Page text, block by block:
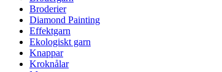
Broderier
Diamond Painting
Effektgarn
Ekologiskt garn
Knappar
Kroknålar